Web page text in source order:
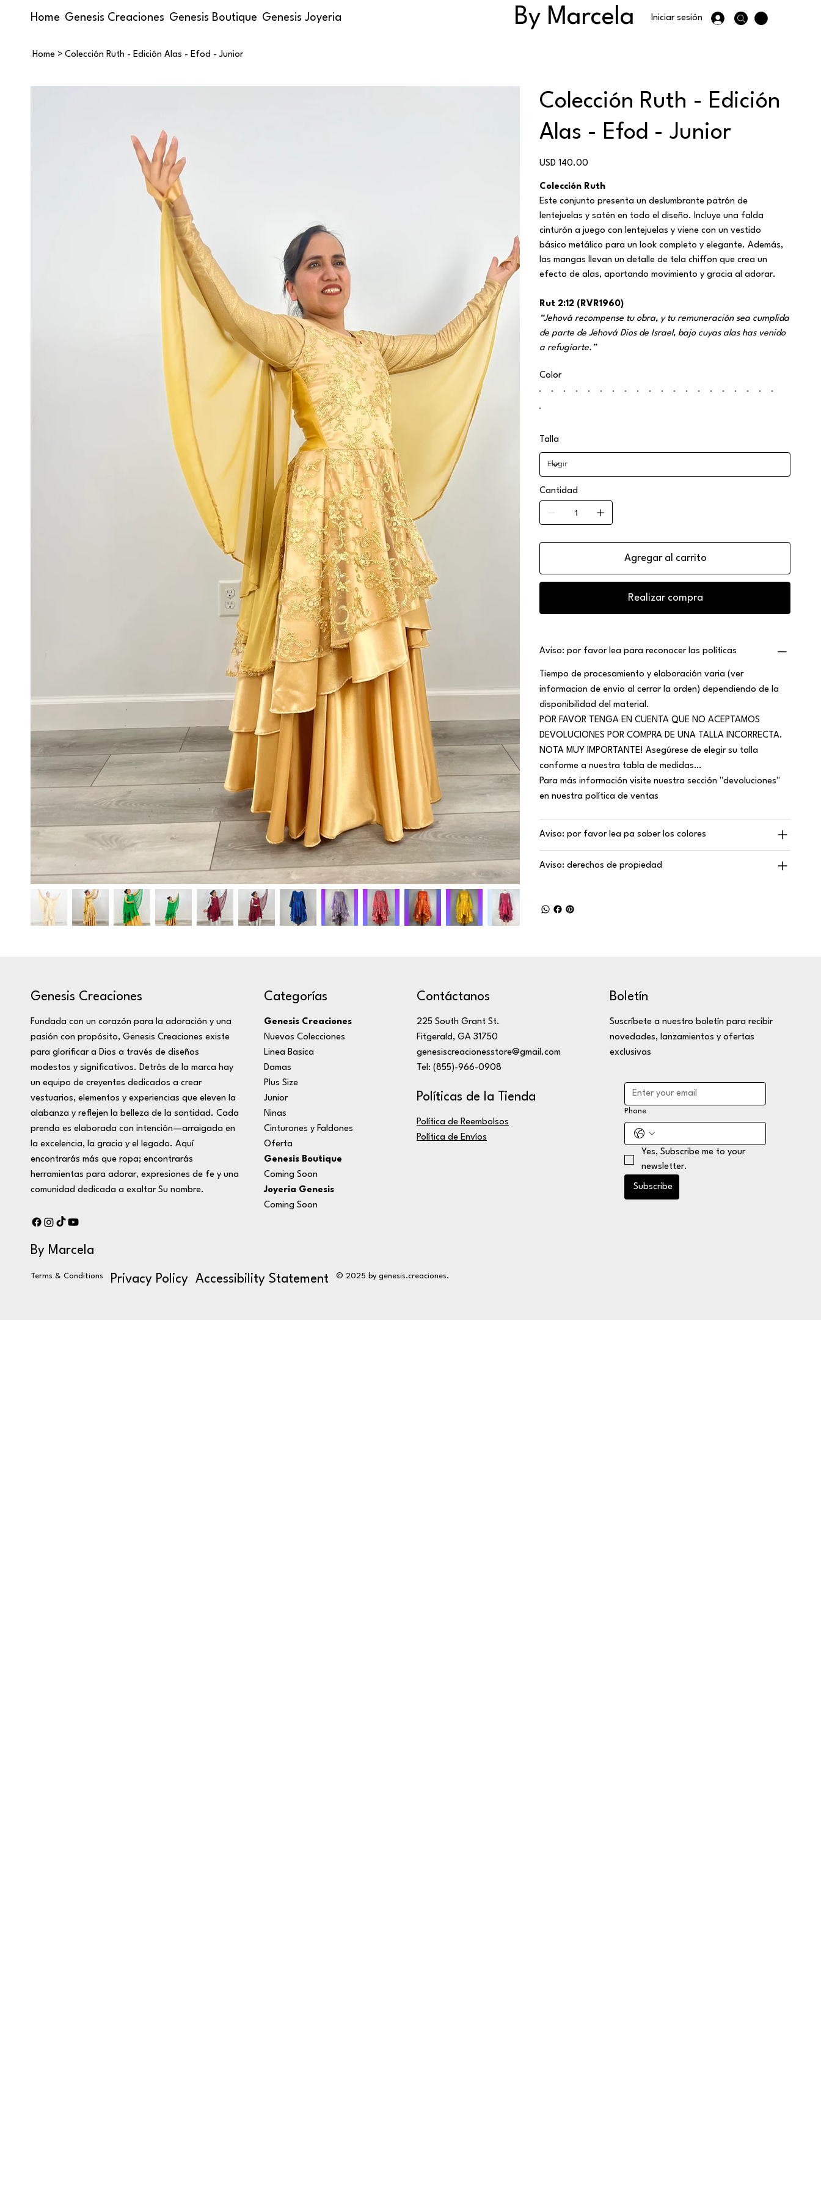
Home Genesis Creaciones Genesis Boutique Genesis Joyeria By Marcela Iniciar sesión
Home > Colección Ruth - Edición Alas - Efod - Junior
Colección Ruth - Edición
Alas - Efod - Junior
Precio
USD 140.00
Colección Ruth
Este conjunto presenta un deslumbrante patrón de
lentejuelas y satén en todo el diseño. Incluye una falda
cinturón a juego con lentejuelas y viene con un vestido
básico metálico para un look completo y elegante. Además,
las mangas llevan un detalle de tela chiffon que crea un
efecto de alas, aportando movimiento y gracia al adorar.
Rut 2:12 (RVR1960)
“Jehová recompense tu obra, y tu remuneración sea cumplida
de parte de Jehová Dios de Israel, bajo cuyas alas has venido
a refugiarte.”
Color
Talla
Cantidad
Agregar al carrito
Realizar compra
Aviso: por favor lea para reconocer las políticas
Tiempo de procesamiento y elaboración varia (ver
informacion de envio al cerrar la orden) dependiendo de la
disponibilidad del material.
POR FAVOR TENGA EN CUENTA QUE NO ACEPTAMOS
DEVOLUCIONES POR COMPRA DE UNA TALLA INCORRECTA.
NOTA MUY IMPORTANTE! Asegúrese de elegir su talla
conforme a nuestra tabla de medidas…
Para más información visite nuestra sección "devoluciones"
en nuestra política de ventas
Aviso: por favor lea pa saber los colores
Aviso: derechos de propiedad
Genesis Creaciones
Fundada con un corazón para la adoración y una
pasión con propósito, Genesis Creaciones existe
para glorificar a Dios a través de diseños
modestos y significativos. Detrás de la marca hay
un equipo de creyentes dedicados a crear
vestuarios, elementos y experiencias que eleven la
alabanza y reflejen la belleza de la santidad. Cada
prenda es elaborada con intención—arraigada en
la excelencia, la gracia y el legado. Aquí
encontrarás más que ropa; encontrarás
herramientas para adorar, expresiones de fe y una
comunidad dedicada a exaltar Su nombre.
By Marcela
Categorías
Genesis Creaciones
Nuevos Colecciones
Linea Basica
Damas
Plus Size
Junior
Ninas
Cinturones y Faldones
Oferta
Genesis Boutique
Coming Soon
Joyeria Genesis
Coming Soon
Contáctanos
225 South Grant St.
Fitgerald, GA 31750
genesiscreacionesstore@gmail.com
Tel: (855)-966-0908
Políticas de la Tienda
Política de Reembolsos
Política de Envíos
Boletín
Suscríbete a nuestro boletín para recibir
novedades, lanzamientos y ofertas
exclusivas
Phone
Yes, Subscribe me to your
newsletter.
Subscribe
Terms & Conditions Privacy Policy Accessibility Statement © 2025 by genesis.creaciones.